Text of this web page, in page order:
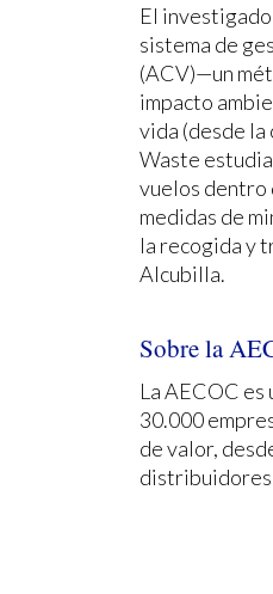
El
sistema de
(ACV)—un
impacto
vida (desde la
Waste
vuelos dentro
medidas de
la recogida y
Alcubilla.
Sobre la
La AECOC es
30.000
de valor,